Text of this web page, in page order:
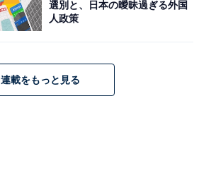
選別と、日本の曖昧過ぎる外国
人政策
連載をもっと見る